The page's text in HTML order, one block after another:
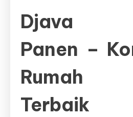
Djava
Panen –
Rumah
Terbaik